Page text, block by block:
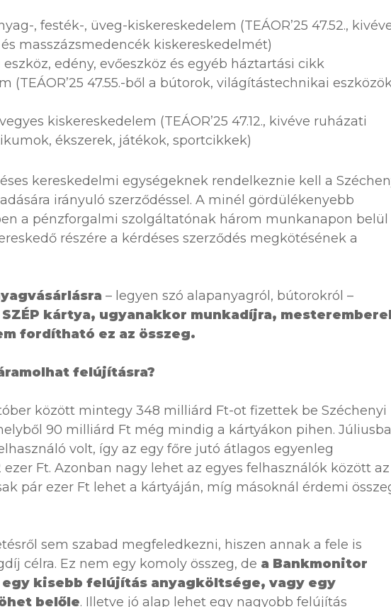
, festék-, üveg-kiskereskedelem (TEÁOR’25 47.52.,
masszázsmedencék kiskereskedelmét)
edény, evőeszköz és egyéb háztartási cikk
(TEÁOR’25 47.55.-ből a bútorok, világítástechnikai
kiskereskedelem (TEÁOR’25 47.12., kivéve ruházati
ékszerek, játékok, sportcikkek)
kereskedelmi egységeknek rendelkeznie kell a
irányuló szerződéssel. A minél gördülékenyebb
a pénzforgalmi szolgáltatónak három munkanapon belül
részére a kérdéses szerződés megkötésének a
– legyen szó alapanyagról, bútorokról –
kártya, ugyanakkor munkadíjra,
fordítható ez az összeg.
felújításra?
között mintegy 348 milliárd Ft-ot fizettek be Széchenyi
90 milliárd Ft még mindig a kártyákon pihen.
volt, így az egy főre jutó átlagos egyenleg
Ft. Azonban nagy lehet az egyes felhasználók között az
pár ezer Ft lehet a kártyáján, míg másoknál érdemi
sem szabad megfeledkezni, hiszen annak a fele is
célra. Ez nem egy komoly összeg, de a Bankmonitor
kisebb felújítás anyagköltsége, vagy egy
belőle. Illetve jó alap lehet egy nagyobb felújítás